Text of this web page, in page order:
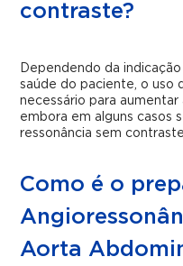
contraste?
Dependendo da
saúde do paciente, o uso
necessário para
embora em alguns casos
ressonância sem
Como é o
Aorta